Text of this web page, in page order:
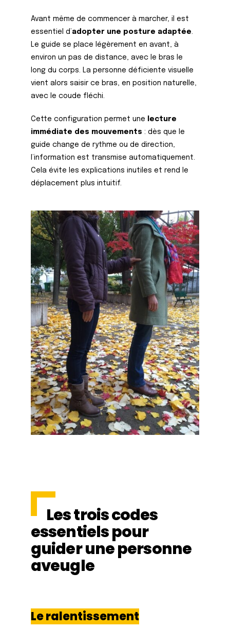
Avant même de commencer à marcher, il est
essentiel d’adopter une posture adaptée.
Le guide se place légèrement en avant, à
environ un pas de distance, avec le bras le
long du corps. La personne déficiente visuelle
vient alors saisir ce bras, en position naturelle,
avec le coude fléchi.
Cette configuration permet une lecture
immédiate des mouvements : dès que le
guide change de rythme ou de direction,
l’information est transmise automatiquement.
Cela évite les explications inutiles et rend le
déplacement plus intuitif.
Les trois codes
essentiels pour
guider une personne
aveugle
Le ralentissement